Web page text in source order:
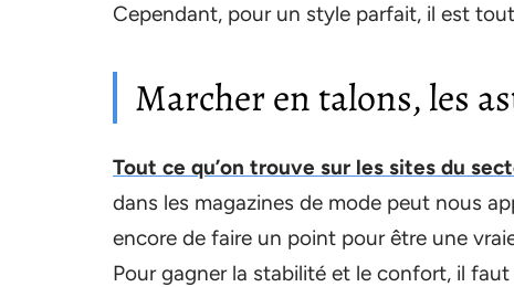
Cependant, pour un style parfait, il est
Marcher en talons, les
Tout ce qu’on trouve sur les sites du
dans les magazines de mode peut nous
encore de faire un point pour être une
Pour gagner la stabilité et le confort, il